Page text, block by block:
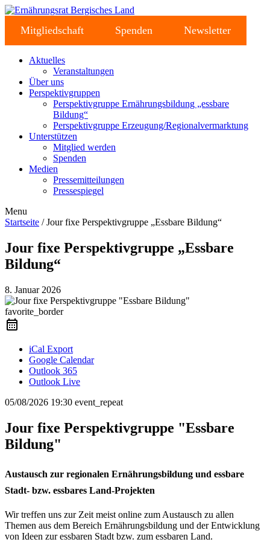
Mitgliedschaft Spenden Newsletter
Aktuelles
Veranstaltungen
Über uns
Perspektivgruppen
Perspektivgruppe Ernährungsbildung „essbare
Bildung“
Perspektivgruppe Erzeugung/Regionalvermarktung
Unterstützen
Mitglied werden
Spenden
Medien
Pressemitteilungen
Pressespiegel
Menu
Startseite / Jour fixe Perspektivgruppe „Essbare Bildung“
Jour fixe Perspektivgruppe „Essbare
Bildung“
8. Januar 2026
favorite_border
iCal Export
Google Calendar
Outlook 365
Outlook Live
05/08/2026 19:30 event_repeat
Jour fixe Perspektivgruppe "Essbare
Bildung"
Austausch zur regionalen Ernährungsbildung und essbare
Stadt- bzw. essbares Land-Projekten
Wir treffen uns zur Zeit meist online zum Austausch zu allen
Themen aus dem Bereich Ernährungsbildung und der Entwicklung
von Ideen zur essbaren Stadt bzw. zum essbaren Land.